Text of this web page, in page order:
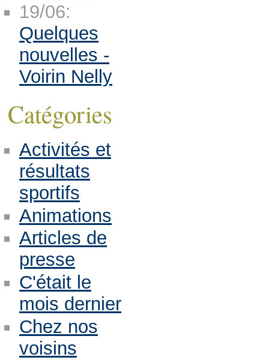
19/06:
Quelques
nouvelles -
Voirin Nelly
Catégories
Activités et
résultats
sportifs
Animations
Articles de
presse
C'était le
mois dernier
Chez nos
voisins